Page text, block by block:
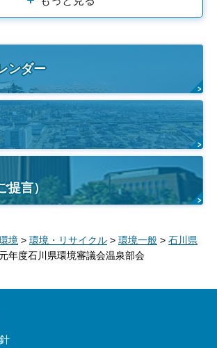
ンダー
提言）
境 > 環境・リサイクル > 環境一般 > 石川県
年度石川県環境審議会温泉部会